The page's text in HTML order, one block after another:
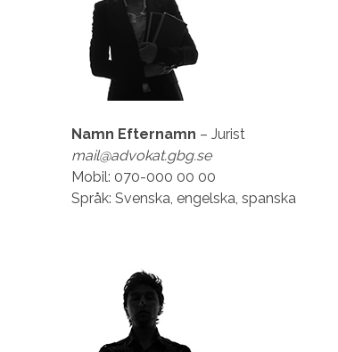
Namn Efternamn – Jurist
mail@advokat.gbg.se
Mobil: 070-000 00 00
Språk: Svenska, engelska, spanska